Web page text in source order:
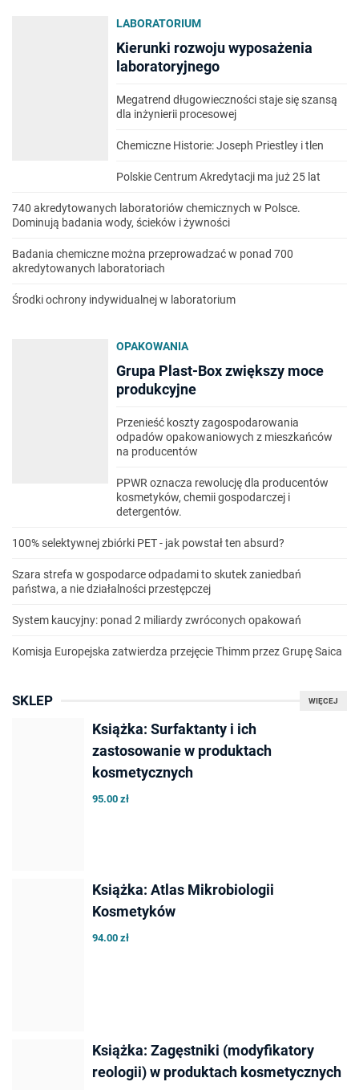
LABORATORIUM
Kierunki rozwoju wyposażenia
laboratoryjnego
Megatrend długowieczności staje się szansą
dla inżynierii procesowej
Chemiczne Historie: Joseph Priestley i tlen
Polskie Centrum Akredytacji ma już 25 lat
740 akredytowanych laboratoriów chemicznych w Polsce.
Dominują badania wody, ścieków i żywności
Badania chemiczne można przeprowadzać w ponad 700
akredytowanych laboratoriach
Środki ochrony indywidualnej w laboratorium
OPAKOWANIA
Grupa Plast-Box zwiększy moce
produkcyjne
Przenieść koszty zagospodarowania
odpadów opakowaniowych z mieszkańców
na producentów
PPWR oznacza rewolucję dla producentów
kosmetyków, chemii gospodarczej i
detergentów.
100% selektywnej zbiórki PET - jak powstał ten absurd?
Szara strefa w gospodarce odpadami to skutek zaniedbań
państwa, a nie działalności przestępczej
System kaucyjny: ponad 2 miliardy zwróconych opakowań
Komisja Europejska zatwierdza przejęcie Thimm przez Grupę Saica
WIĘCEJ
SKLEP
Książka: Surfaktanty i ich
zastosowanie w produktach
kosmetycznych
95.00 zł
Książka: Atlas Mikrobiologii
Kosmetyków
94.00 zł
Książka: Zagęstniki (modyfikatory
reologii) w produktach kosmetycznych